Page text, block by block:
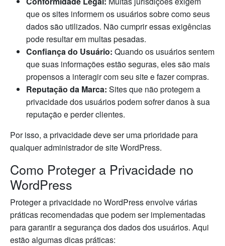
que os sites informem os usuários sobre como seus
dados são utilizados. Não cumprir essas exigências
pode resultar em multas pesadas.
Confiança do Usuário: Quando os usuários sentem
que suas informações estão seguras, eles são mais
propensos a interagir com seu site e fazer compras.
Reputação da Marca: Sites que não protegem a
privacidade dos usuários podem sofrer danos à sua
reputação e perder clientes.
Por isso, a privacidade deve ser uma prioridade para
qualquer administrador de site WordPress.
Como Proteger a Privacidade no
WordPress
Proteger a privacidade no WordPress envolve várias
práticas recomendadas que podem ser implementadas
para garantir a segurança dos dados dos usuários. Aqui
estão algumas dicas práticas: